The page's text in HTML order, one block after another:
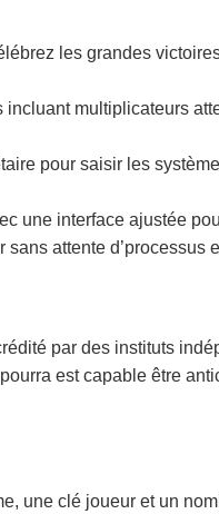
les grandes
multiplicateurs
pour saisir les
une interface ajustée
attente d’processus
par des instituts
est capable être
une clé joueur et un